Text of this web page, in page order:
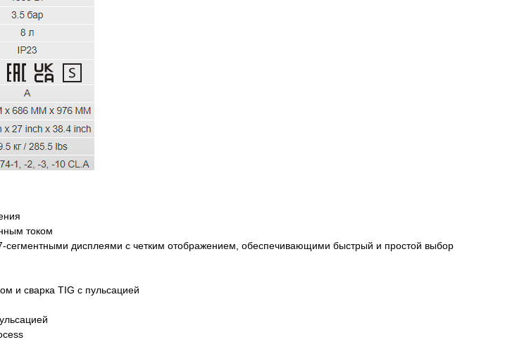
током
дисплеями с четким отображением, обеспечивающими быстрый и простой выбор
и сварка TIG с пульсацией